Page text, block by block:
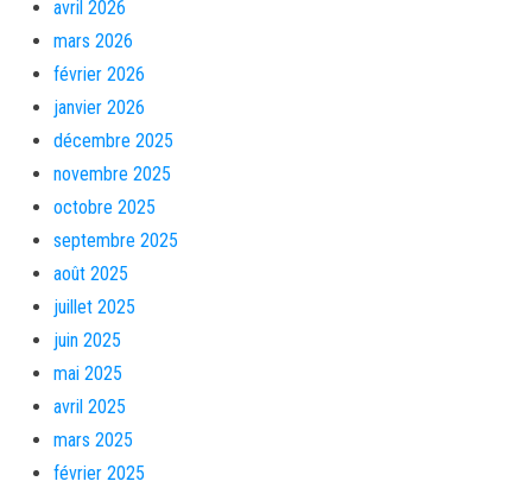
avril 2026
mars 2026
février 2026
janvier 2026
décembre 2025
novembre 2025
octobre 2025
septembre 2025
août 2025
juillet 2025
juin 2025
mai 2025
avril 2025
mars 2025
février 2025